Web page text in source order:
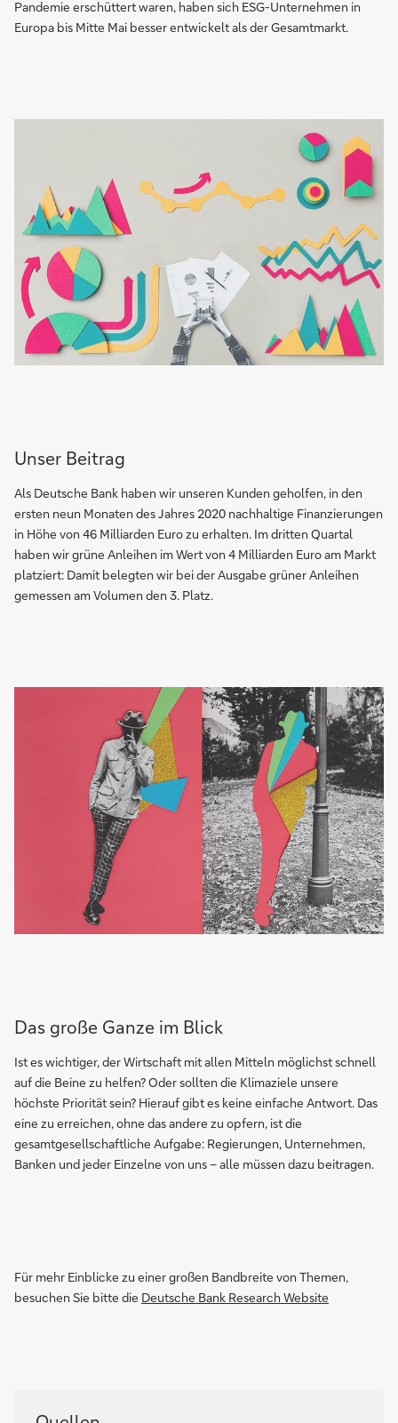
Pandemie erschüttert waren, haben sich ESG-Unternehmen in
Europa bis Mitte Mai besser entwickelt als der Gesamtmarkt.
Unser Beitrag
Als Deutsche Bank haben wir unseren Kunden geholfen, in den
ersten neun Monaten des Jahres 2020 nachhaltige Finanzierungen
in Höhe von 46 Milliarden Euro zu erhalten. Im dritten Quartal
haben wir grüne Anleihen im Wert von 4 Milliarden Euro am Markt
platziert: Damit belegten wir bei der Ausgabe grüner Anleihen
gemessen am Volumen den 3. Platz.
Das große Ganze im Blick
Ist es wichtiger, der Wirtschaft mit allen Mitteln möglichst schnell
auf die Beine zu helfen? Oder sollten die Klimaziele unsere
höchste Priorität sein? Hierauf gibt es keine einfache Antwort. Das
eine zu erreichen, ohne das andere zu opfern, ist die
gesamtgesellschaftliche Aufgabe: Regierungen, Unternehmen,
Banken und jeder Einzelne von uns – alle müssen dazu beitragen.
Für mehr Einblicke zu einer großen Bandbreite von Themen,
besuchen Sie bitte die Deutsche Bank Research Website